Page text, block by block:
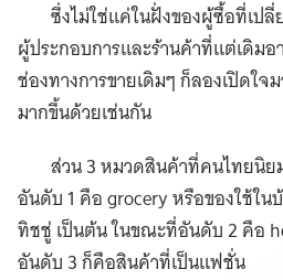
ซึ่งไม่ใช่แค่ในฝั่งของผู้ซื้อที่เป
ผู้ประกอบการและร้านค้าที่แต่เดิม
ช่องทางการขายเดิมๆ ก็ลองเปิดใจ
มากขึ้นด้วยเช่นกัน
ส่วน 3 หมวดสินค้าที่คนไทยนิย
อันดับ 1 คือ grocery หรือของใช้ใน
ทิชชู่ เป็นต้น ในขณะที่อันดับ 2 คือ
อันดับ 3 ก็คือสินค้าที่เป็นแฟชั่น